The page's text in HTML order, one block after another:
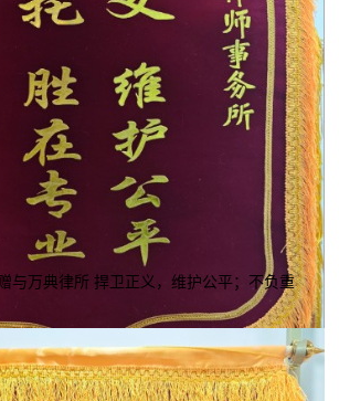
与万典律所 捍卫正义，维护公平；不负重